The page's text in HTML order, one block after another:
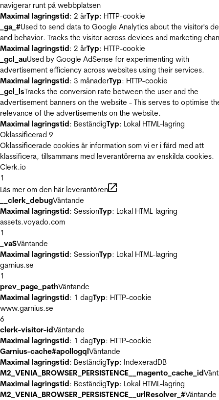
navigerar runt på webbplatsen
Maximal lagringstid: 2 årTyp: HTTP-cookie
_ga_#Used to send data to Google Analytics about the visitor's
and behavior. Tracks the visitor across devices and marketing
Maximal lagringstid: 2 årTyp: HTTP-cookie
_gcl_auUsed by Google AdSense for experimenting with
advertisement efficiency across websites using their services.
Maximal lagringstid: 3 månaderTyp: HTTP-cookie
_gcl_lsTracks the conversion rate between the user and the
advertisement banners on the website - This serves to optimise
relevance of the advertisements on the website.
Maximal lagringstid: BeständigTyp: Lokal HTML-lagring
Oklassificerad 9
Oklassificerade cookies är information som vi er i färd med att
klassificera, tillsammans med leverantörerna av enskilda cookies.
Clerk.io
1
Läs mer om den här leverantören
__clerk_debugVäntande
Maximal lagringstid: SessionTyp: Lokal HTML-lagring
assets.voyado.com
1
_vaSVäntande
Maximal lagringstid: SessionTyp: Lokal HTML-lagring
garnius.se
1
prev_page_pathVäntande
Maximal lagringstid: 1 dagTyp: HTTP-cookie
www.garnius.se
6
clerk-visitor-idVäntande
Maximal lagringstid: 1 dagTyp: HTTP-cookie
Garnius-cache#apollogqlVäntande
Maximal lagringstid: BeständigTyp: IndexeradDB
M2_VENIA_BROWSER_PERSISTENCE__magento_cache_id
Maximal lagringstid: BeständigTyp: Lokal HTML-lagring
M2_VENIA_BROWSER_PERSISTENCE__urlResolver_#Väntande